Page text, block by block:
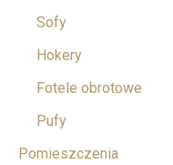
Sofy
Hokery
Fotele obrotowe
Pufy
Pomieszczenia